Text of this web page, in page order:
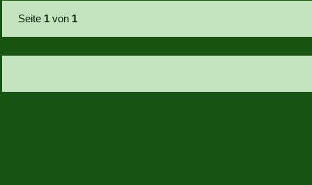
Seite 1 von 1